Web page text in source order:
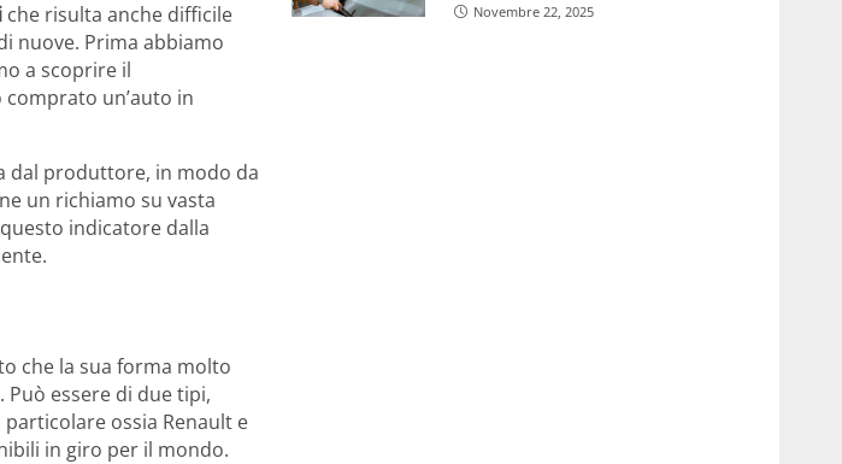
che risulta anche difficile
nuove. Prima abbiamo
a scoprire il
un’auto in
dal produttore, in modo da
un richiamo su vasta
indicatore dalla
che la sua forma molto
essere di due tipi,
ossia Renault e
in giro per il mondo.
Novembre 22, 2025